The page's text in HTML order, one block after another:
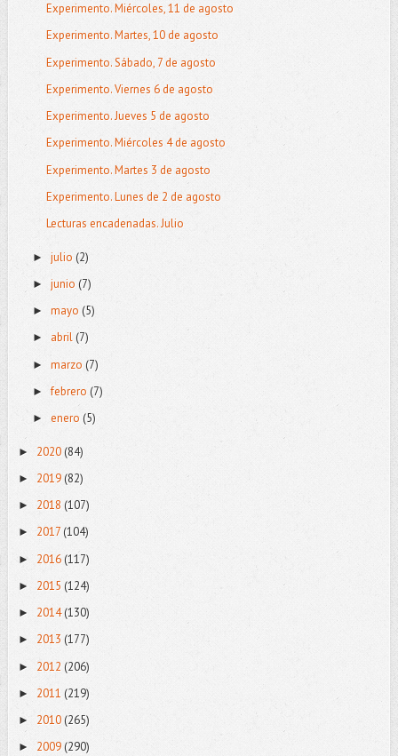
Experimento. Miércoles, 11 de agosto
Experimento. Martes, 10 de agosto
Experimento. Sábado, 7 de agosto
Experimento. Viernes 6 de agosto
Experimento. Jueves 5 de agosto
Experimento. Miércoles 4 de agosto
Experimento. Martes 3 de agosto
Experimento. Lunes de 2 de agosto
Lecturas encadenadas. Julio
► julio (2)
► junio (7)
► mayo (5)
► abril(7)
► marzo (7)
►febrero (7)
► enero (5)
► 2020 (84)
► 2019(82)
► 2018 (107)
► 2017 (104)
► 2016 (117)
► 2015 (124)
► 2014(130)
► 2013 (177)
► 2012 (206)
► 2011 (219)
► 2010(265)
► 2009(290)